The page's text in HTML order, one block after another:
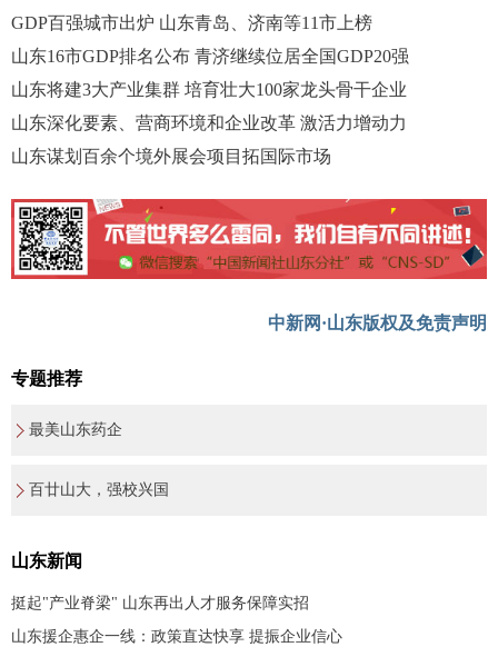
GDP百强城市出炉 山东青岛、济南等11市上榜
山东16市GDP排名公布 青济继续位居全国GDP20强
山东将建3大产业集群 培育壮大100家龙头骨干企业
山东深化要素、营商环境和企业改革 激活力增动力
山东谋划百余个境外展会项目拓国际市场
中新网·山东版权及免责声明
专题推荐
最美山东药企
百廿山大，强校兴国
山东新闻
挺起"产业脊梁" 山东再出人才服务保障实招
山东援企惠企一线：政策直达快享 提振企业信心